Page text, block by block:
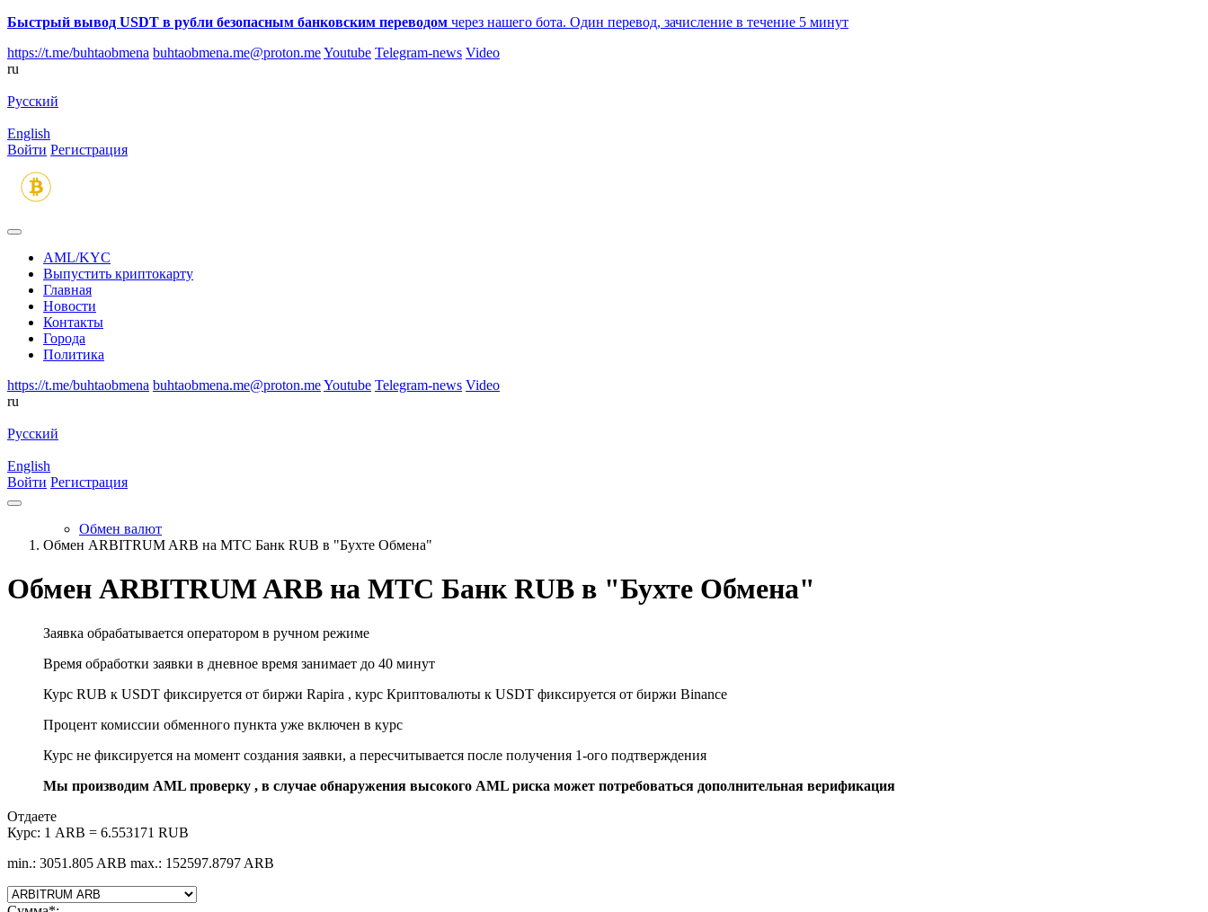
Быстрый вывод USDT в рубли безопасным банковским переводом через нашего бота. Один перевод, зачисление в течение 5 минут
https://t.me/buhtaobmena buhtaobmena.me@proton.meYoutube Telegram-news Video
ru
Русский
English
Войти Регистрация
AML/KYC
Выпустить криптокарту
Главная
Новости
Контакты
Города
Политика
https://t.me/buhtaobmena buhtaobmena.me@proton.meYoutube Telegram-news Video
ru
Русский
English
Войти Регистрация
Обмен валют
Обмен ARBITRUM ARB на МТС Банк RUB в "Бухте Обмена"
Обмен ARBITRUM ARB на МТС Банк RUB в "Бухте Обмена"
Заявка обрабатывается оператором в ручном режиме
Время обработки заявки в дневное время занимает до 40 минут
Курс RUB к USDT фиксируется от биржи Rapira , курс Криптовалюты к USDT фиксируется от биржи Binance
Процент комиссии обменного пункта уже включен в курс
Курс не фиксируется на момент создания заявки, а пересчитывается после получения 1-ого подтверждения
Мы производим AML проверку , в случае обнаружения высокого AML риска может потребоваться дополнительная верификация
Отдаете
Курс: 1 ARB = 6.553171 RUB
min.: 3051.805 ARB max.: 152597.8797 ARB